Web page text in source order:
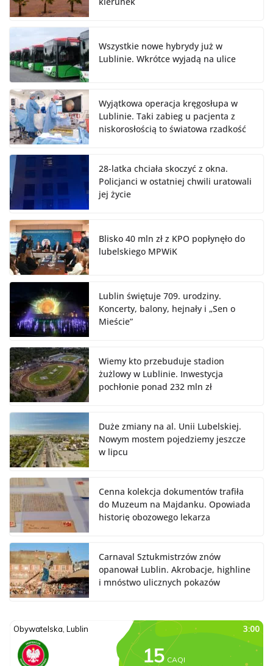
Wszystkie nowe hybrydy już w
Lublinie. Wkrótce wyjadą na ulice
Wyjątkowa operacja kręgosłupa w
Lublinie. Taki zabieg u pacjenta z
niskorosłością to światowa rzadkość
28-latka chciała skoczyć z okna.
Policjanci w ostatniej chwili uratowali
jej życie
Blisko 40 mln zł z KPO popłynęło do
lubelskiego MPWiK
Lublin świętuje 709. urodziny.
Koncerty, balony, hejnały i „Sen o
Mieście”
Wiemy kto przebuduje stadion
żużlowy w Lublinie. Inwestycja
pochłonie ponad 232 mln zł
Duże zmiany na al. Unii Lubelskiej.
Nowym mostem pojedziemy jeszcze
w lipcu
Cenna kolekcja dokumentów trafiła
do Muzeum na Majdanku. Opowiada
historię obozowego lekarza
Carnaval Sztukmistrzów znów
opanował Lublin. Akrobacje, highline
i mnóstwo ulicznych pokazów